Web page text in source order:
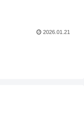
2026.01.21